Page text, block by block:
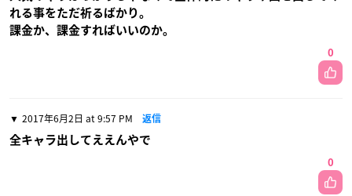
れる事をただ祈るばかり。
課金か、課金すればいいのか。
0
2017年6月2日 at 9:57 PM 返信
全キャラ出してええんやで
0